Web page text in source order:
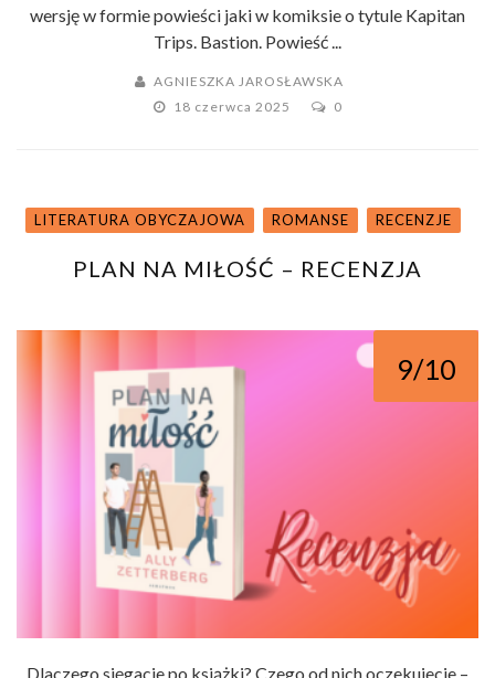
wersję w formie powieści jaki w komiksie o tytule Kapitan
Trips. Bastion. Powieść ...
AGNIESZKA JAROSŁAWSKA
18 czerwca 2025
0
LITERATURA OBYCZAJOWA ROMANSE RECENZJE
PLAN NA MIŁOŚĆ – RECENZJA
9/10
Dlaczego sięgacie po książki? Czego od nich oczekujecie –